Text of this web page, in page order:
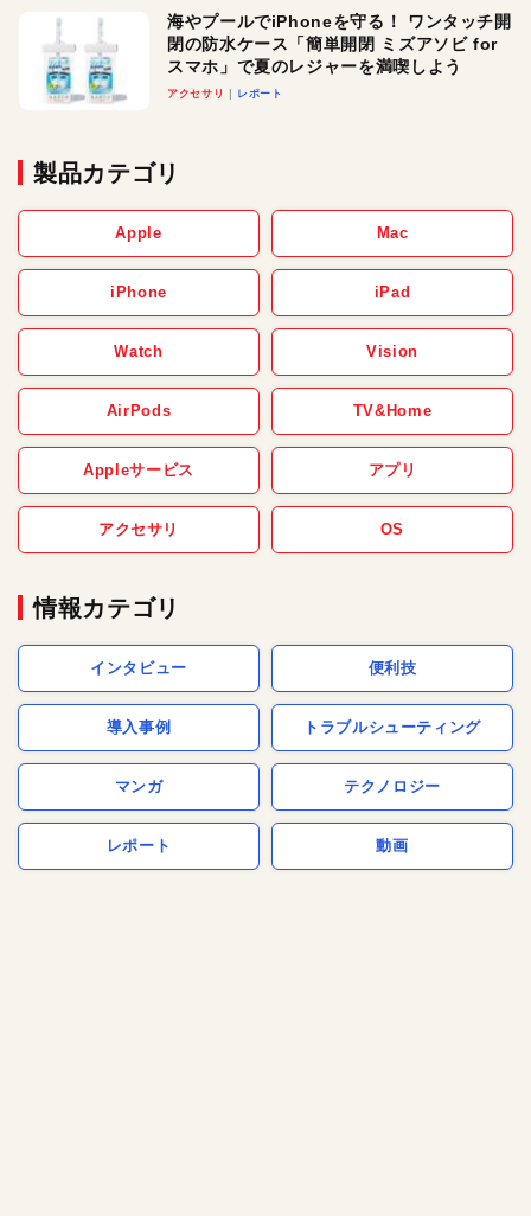
海やプールでiPhoneを守る！ ワンタッチ開
閉の防水ケース「簡単開閉 ミズアソビ for
スマホ」で夏のレジャーを満喫しよう
アクセサリ レポート
製品カテゴリ
Apple Mac
iPhone iPad
Watch Vision
AirPods TV&Home
Appleサービス アプリ
アクセサリ OS
情報カテゴリ
インタビュー 便利技
導入事例 トラブルシューティング
マンガ テクノロジー
レポート 動画